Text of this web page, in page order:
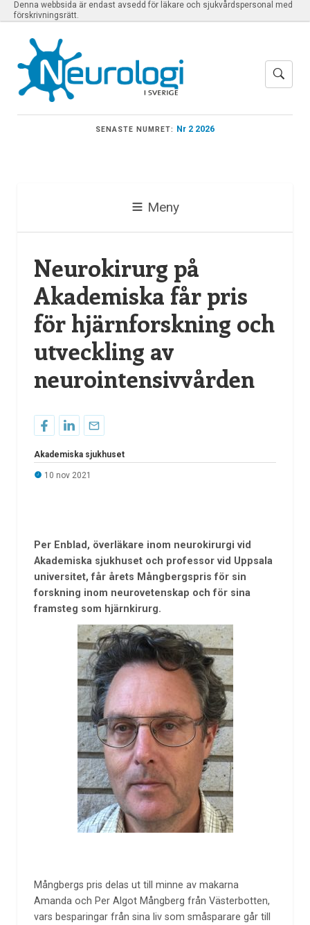
Denna webbsida är endast avsedd för läkare och sjukvårdspersonal med
förskrivningsrätt.
SENASTE NUMRET: Nr 2 2026
Meny
Neurokirurg på
Akademiska får pris
för hjärnforskning och
utveckling av
neurointensivvården
Akademiska sjukhuset
10 nov 2021
Per Enblad, överläkare inom neurokirurgi vid
Akademiska sjukhuset och professor vid Uppsala
universitet, får årets Mångbergspris för sin
forskning inom neurovetenskap och för sina
framsteg som hjärnkirurg.
Mångbergs pris delas ut till minne av makarna
Amanda och Per Algot Mångberg från Västerbotten,
vars besparingar från sina liv som småsparare går till